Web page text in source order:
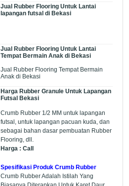
Jual Rubber Flooring Untuk Lantai
lapangan futsal di Bekasi
Jual Rubber Flooring Untuk Lantai
Tempat Bermain Anak di Bekasi
Jual Rubber Flooring Tempat Bermain
Anak di Bekasi
Harga Rubber Granule Untuk Lapangan
Futsal Bekasi
Crumb Rubber 1/2 MM untuk lapangan
futsal, untuk lapangan pacuan kuda, dan
sebagai bahan dasar pembuatan Rubber
Flooring, dll.
Harga : Call
Spesifikasi Produk Crumb Rubber
Crumb Rubber Adalah Istilah Yang